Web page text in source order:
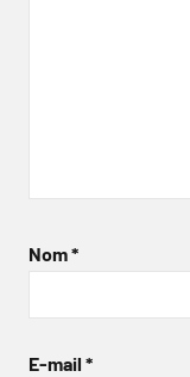
Nom*
E-mail *